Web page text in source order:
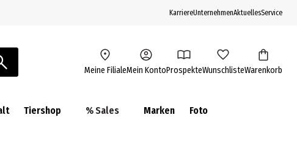
KarriereUnternehmenAktuellesService
Meine FilialeMein KontoProspekteWunschlisteWarenkorb
Tiershop % Sales Marken Foto